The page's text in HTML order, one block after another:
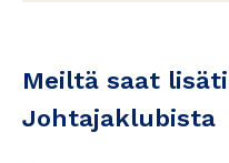
Meiltä saat
Johtajaklubista